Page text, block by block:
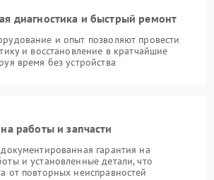
диагностика и быстрый ремонт
и опыт позволяют провести
и восстановление в кратчайшие
время без устройства
работы и запчасти
гарантия на
и установленные детали, что
от повторных неисправностей